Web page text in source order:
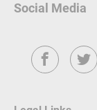
Social Media
Facebook